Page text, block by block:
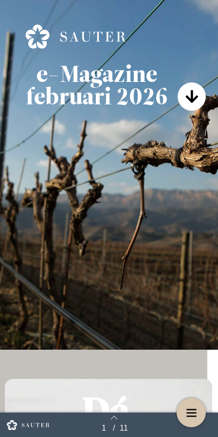
1 / 11
e-Magazine
februari 2026
Dé